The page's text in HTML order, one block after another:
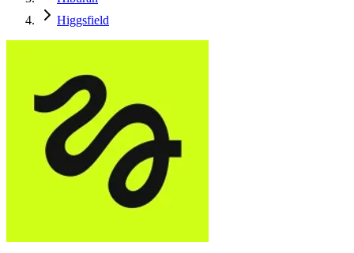
Higgsfield